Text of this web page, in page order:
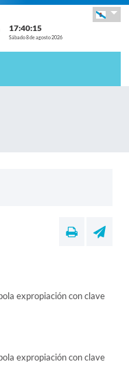
17:40:15
Sábado 8 de agosto 2026
expropiación con clave
expropiación con clave